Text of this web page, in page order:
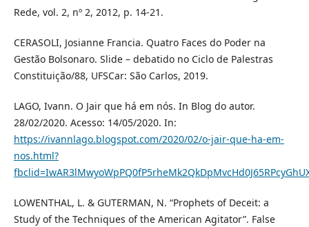
Rede, vol. 2, nº 2, 2012, p. 14-21.
CERASOLI, Josianne Francia. Quatro Faces do Poder na
Gestão Bolsonaro. Slide – debatido no Ciclo de Palestras
Constituição/88, UFSCar: São Carlos, 2019.
LAGO, Ivann. O Jair que há em nós. In Blog do autor.
28/02/2020. Acesso: 14/05/2020. In:
https://ivannlago.blogspot.com/2020/02/o-jair-que-ha-em-
nos.html?
LOWENTHAL, L. & GUTERMAN, N. “Prophets of Deceit: a
Study of the Techniques of the American Agitator”. False